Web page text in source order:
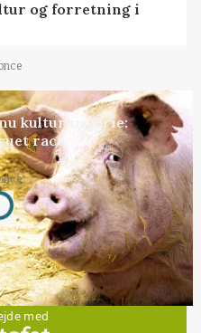
og forretning i
nu kulturhistorie:
race
med